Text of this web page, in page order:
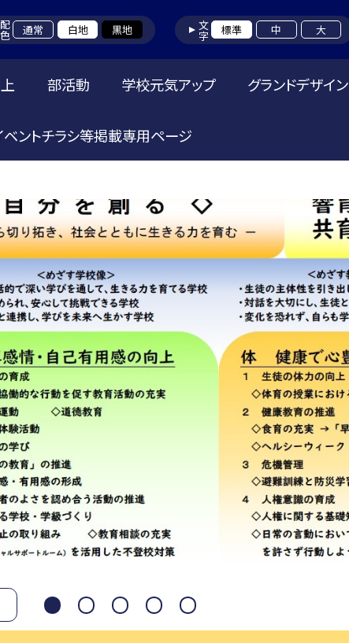
配色 通常 白地 黒地 文字 標準 中 大
部活動 学校元気アップ グランドデザイン
ントチラシ等掲載専用ページ